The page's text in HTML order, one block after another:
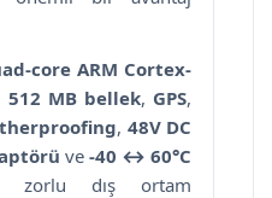
core ARM Cortex-
512 MB bellek, GPS,
, 48V DC
ve -40 ↔ 60°C
zorlu dış ortam